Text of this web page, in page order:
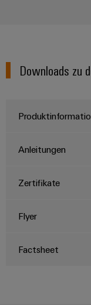
Downloads zu
Anleitungen
Zertifikate
Flyer
Factsheet